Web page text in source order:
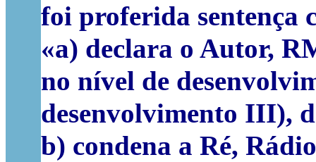
foi proferida sentença
«a) declara o Autor,
no nível de
desenvolvimento III),
b) condena a Ré,